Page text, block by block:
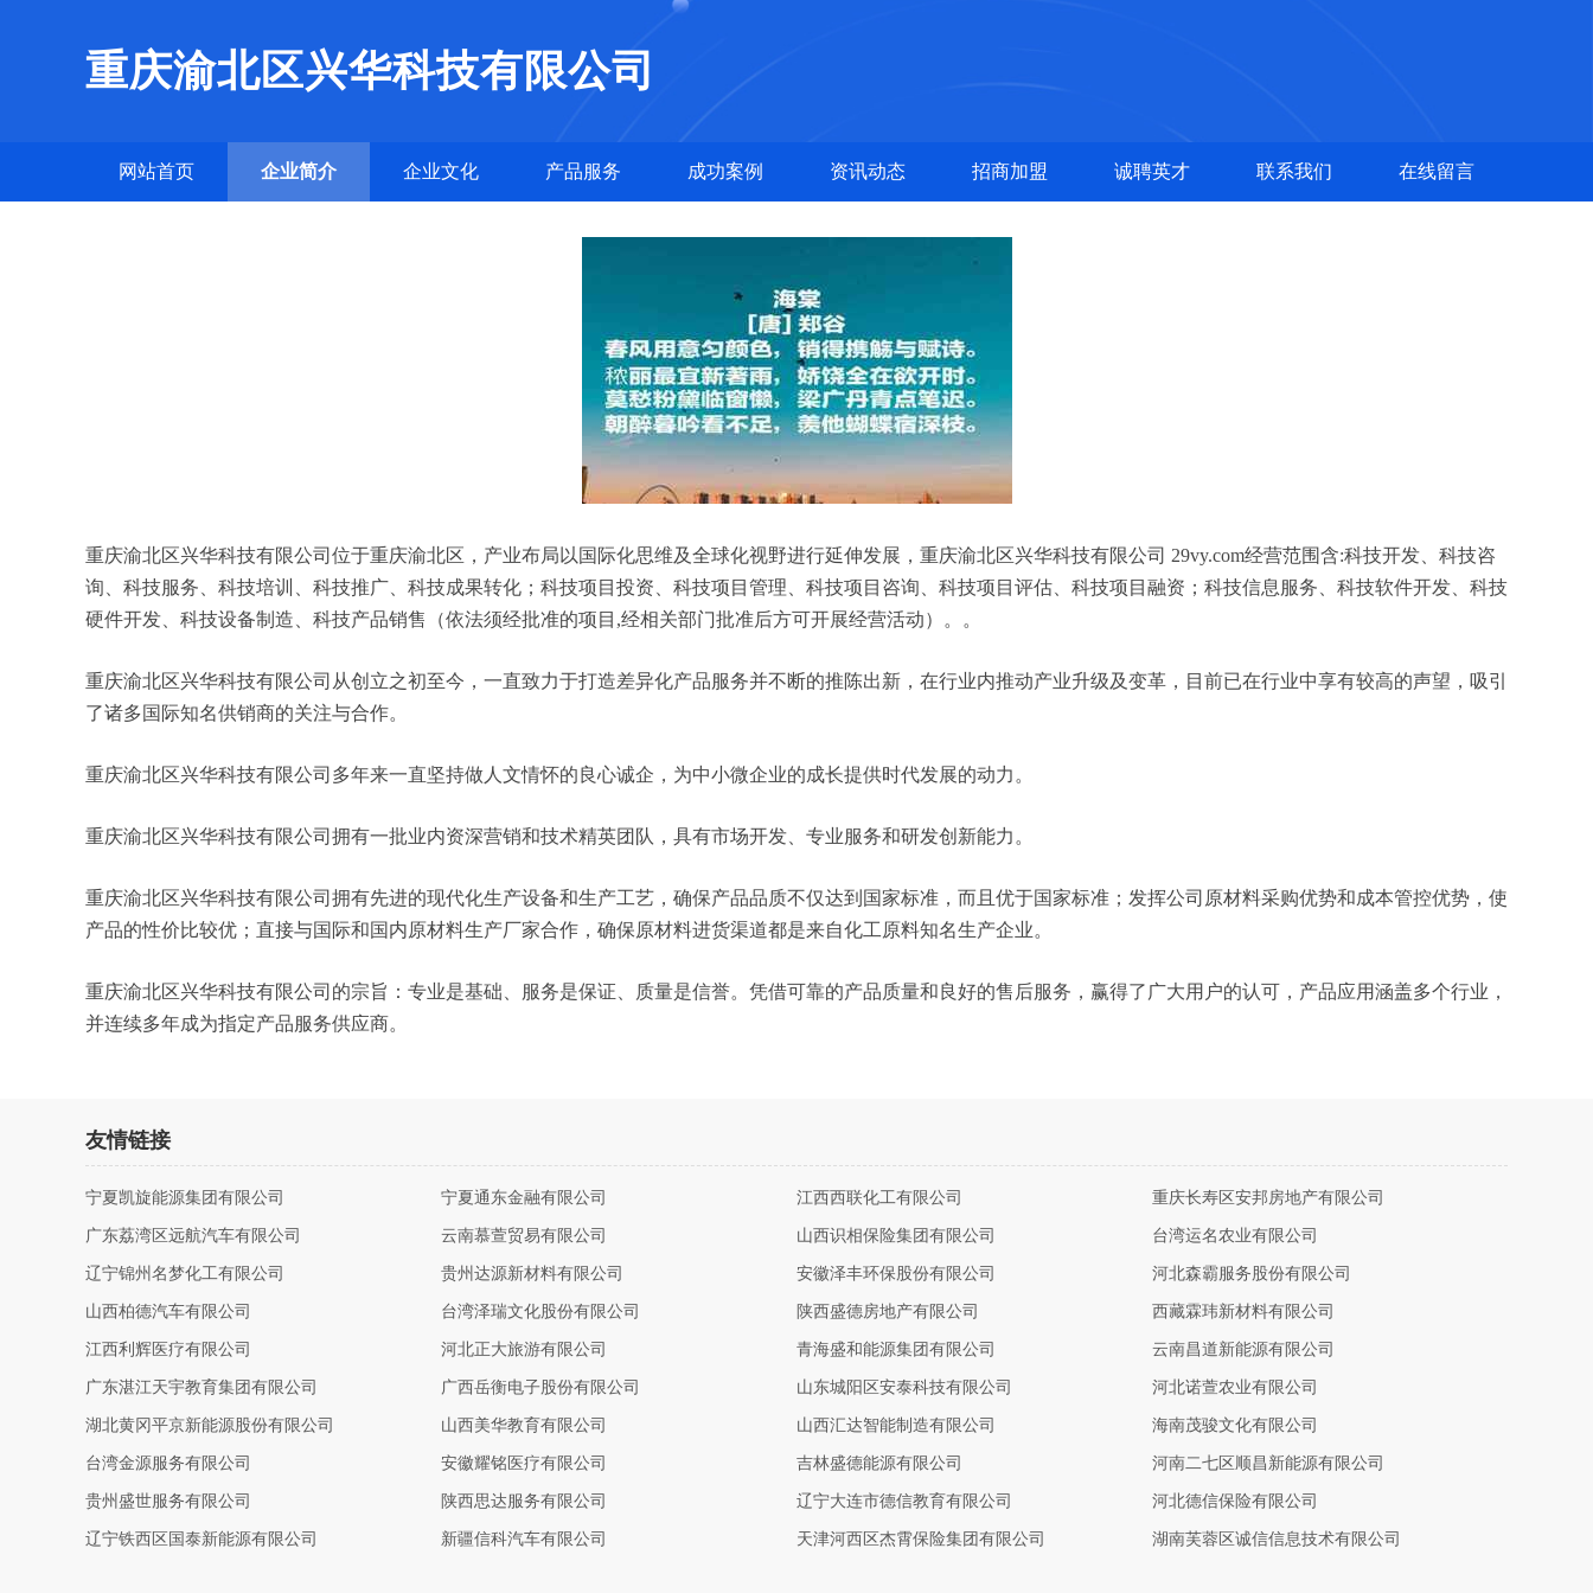
重庆渝北区兴华科技有限公司
网站首页 企业简介 企业文化 产品服务 成功案例 资讯动态 招商加盟 诚聘英才 联系我们 在线留言
重庆渝北区兴华科技有限公司位于重庆渝北区，产业布局以国际化思维及全球化视野进行延伸发展，重庆渝北区兴华科技有限公司 29vy.com经营范围含:科技开发、科技咨
询、科技服务、科技培训、科技推广、科技成果转化；科技项目投资、科技项目管理、科技项目咨询、科技项目评估、科技项目融资；科技信息服务、科技软件开发、科技
硬件开发、科技设备制造、科技产品销售（依法须经批准的项目,经相关部门批准后方可开展经营活动）。。
重庆渝北区兴华科技有限公司从创立之初至今，一直致力于打造差异化产品服务并不断的推陈出新，在行业内推动产业升级及变革，目前已在行业中享有较高的声望，吸引
了诸多国际知名供销商的关注与合作。
重庆渝北区兴华科技有限公司多年来一直坚持做人文情怀的良心诚企，为中小微企业的成长提供时代发展的动力。
重庆渝北区兴华科技有限公司拥有一批业内资深营销和技术精英团队，具有市场开发、专业服务和研发创新能力。
重庆渝北区兴华科技有限公司拥有先进的现代化生产设备和生产工艺，确保产品品质不仅达到国家标准，而且优于国家标准；发挥公司原材料采购优势和成本管控优势，使
产品的性价比较优；直接与国际和国内原材料生产厂家合作，确保原材料进货渠道都是来自化工原料知名生产企业。
重庆渝北区兴华科技有限公司的宗旨：专业是基础、服务是保证、质量是信誉。凭借可靠的产品质量和良好的售后服务，赢得了广大用户的认可，产品应用涵盖多个行业，
并连续多年成为指定产品服务供应商。
友情链接
宁夏凯旋能源集团有限公司 宁夏通东金融有限公司 江西西联化工有限公司 重庆长寿区安邦房地产有限公司
广东荔湾区远航汽车有限公司 云南慕萱贸易有限公司 山西识相保险集团有限公司 台湾运名农业有限公司
辽宁锦州名梦化工有限公司 贵州达源新材料有限公司 安徽泽丰环保股份有限公司 河北森霸服务股份有限公司
山西柏德汽车有限公司 台湾泽瑞文化股份有限公司 陕西盛德房地产有限公司 西藏霖玮新材料有限公司
江西利辉医疗有限公司 河北正大旅游有限公司 青海盛和能源集团有限公司 云南昌道新能源有限公司
广东湛江天宇教育集团有限公司 广西岳衡电子股份有限公司 山东城阳区安泰科技有限公司 河北诺萱农业有限公司
湖北黄冈平京新能源股份有限公司 山西美华教育有限公司 山西汇达智能制造有限公司 海南茂骏文化有限公司
台湾金源服务有限公司 安徽耀铭医疗有限公司 吉林盛德能源有限公司 河南二七区顺昌新能源有限公司
贵州盛世服务有限公司 陕西思达服务有限公司 辽宁大连市德信教育有限公司 河北德信保险有限公司
辽宁铁西区国泰新能源有限公司 新疆信科汽车有限公司 天津河西区杰霄保险集团有限公司 湖南芙蓉区诚信信息技术有限公司